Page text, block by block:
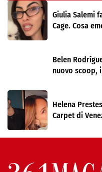
Giulia Salemi
Cage. Cosa
Belen
nuovo scoop,
Helena
Carpet di